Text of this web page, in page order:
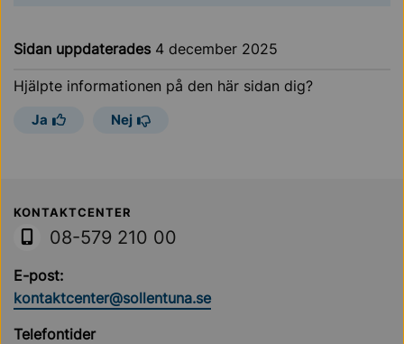
Sidan uppdaterades 4 december 2025
Hjälpte informationen på den här sidan dig?
Ja Nej
Sollentuna Kommun
KONTAKTCENTER
08-579 210 00
E-post:
kontaktcenter@sollentuna.se
Telefontider